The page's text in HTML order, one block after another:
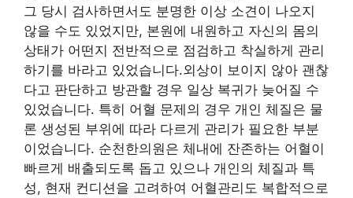
그 당시 검사하면서도 분명한 이상 소견이 나오지
않을 수도 있었지만, 본원에 내원하고 자신의 몸의
상태가 어떤지 전반적으로 점검하고 착실하게 관리
하기를 바라고 있었습니다.외상이 보이지 않아 괜찮
다고 판단하고 방관할 경우 일상 복귀가 늦어질 수
있었습니다. 특히 어혈 문제의 경우 개인 체질은 물
론 생성된 부위에 따라 다르게 관리가 필요한 부분
이었습니다. 순천한의원은 체내에 잔존하는 어혈이
빠르게 배출되도록 돕고 있으나 개인의 체질과 특
성, 현재 컨디션을 고려하여 어혈관리도 복합적으로